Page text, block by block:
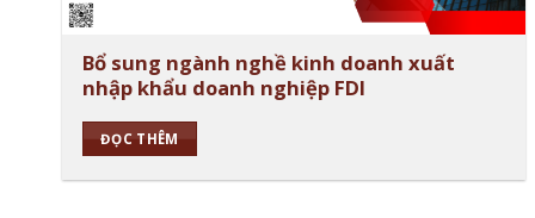
Bổ sung ngành nghề kinh doanh xuất
nhập khẩu doanh nghiệp FDI
ĐỌC THÊM